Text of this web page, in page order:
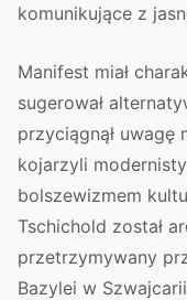
komunikujące z
Manifest miał
sugerował
przyciągnął
kojarzyli
bolszewizmem
Tschichold został
przetrzymywany
Bazylei w